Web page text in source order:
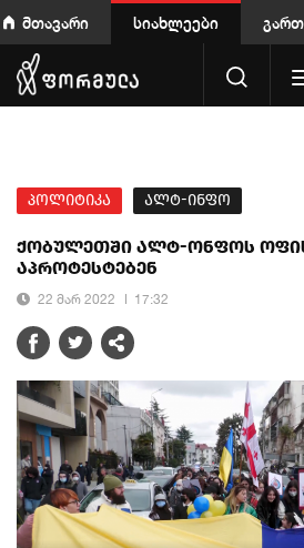
მთავარი სიახლეები
პოლიტიკა ალტ-ინფო
ქობულეთში ალტ-ონფოს
აპროტესტებენ
22 მარ 2022 17:32